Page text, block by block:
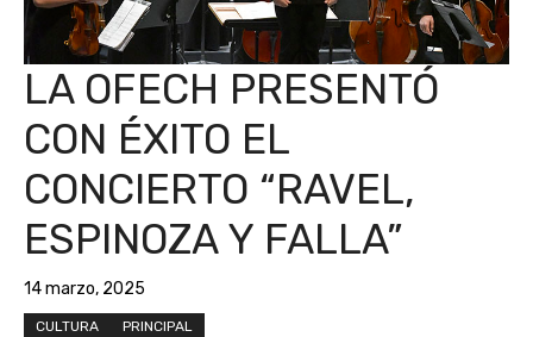
LA OFECH PRESENTÓ
CON ÉXITO EL
CONCIERTO “RAVEL,
ESPINOZA Y FALLA”
14 marzo, 2025
CULTURA PRINCIPAL